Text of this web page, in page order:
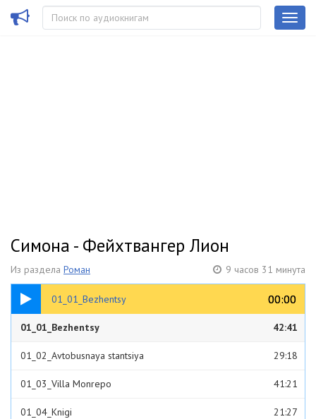
Симона - Фейхтвангер Лион
Из раздела Роман 9 часов 31 минута
01_01_Bezhentsy 00:00
00:00
42:41
01_01_Bezhentsy 42:41
01_02_Avtobusnaya stantsiya 29:18
01_03_Villa Monrepo 41:21
01_04_Knigi 21:27